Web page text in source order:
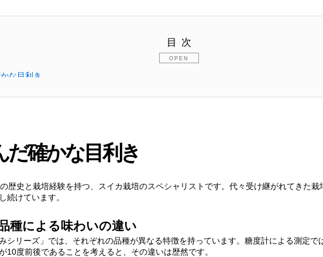
目次
な目利き
システム
だ確かな目利き
歴史と栽培経験を持つ、スイカ栽培のスペシャリストです。代々受け継がれてきた
続けています。
種による味わいの違い
シリーズ」では、それぞれの品種が異なる特徴を持っています。糖度計による測定
10度前後であることを考えると、その違いは歴然です。